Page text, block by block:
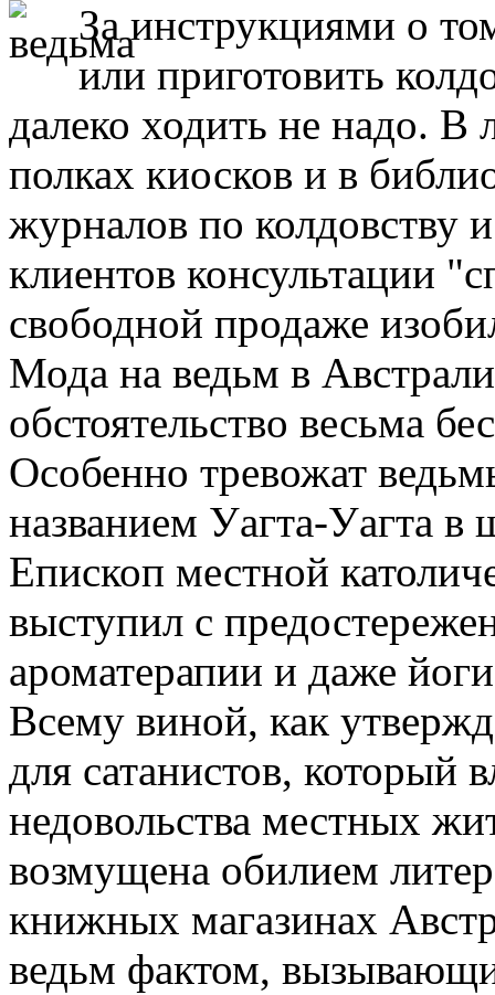
За инструкциями о
или приготовить
далеко ходить не надо.
полках киосков и в
журналов по колдовству
клиентов консультации
свободной продаже
Мода на ведьм в
обстоятельство весьма
Особенно тревожат
названием Уагта-Уагта
Епископ местной
выступил с
ароматерапии и даже
Всему виной, как
для сатанистов, который
недовольства местных
возмущена обилием
книжных магазинах
ведьм фактом,